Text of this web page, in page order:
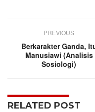
PREVIOUS
Berkarakter Ganda,
Manusiawi (Analisis
Sosiologi)
RELATED POST